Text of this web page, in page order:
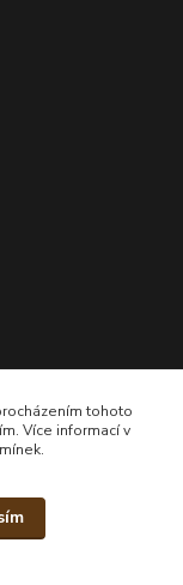
tohoto
Více informací v